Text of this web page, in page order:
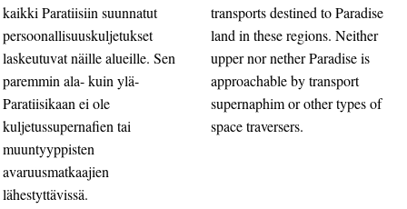
kaikki Paratiisiin suunnatut
persoonallisuuskuljetukset
laskeutuvat näille alueille. Sen
paremmin ala- kuin ylä-
Paratiisikaan ei ole
kuljetussupernafien tai
muuntyyppisten
avaruusmatkaajien
lähestyttävissä.
transports destined to Paradise
land in these regions. Neither
upper nor nether Paradise is
approachable by transport
supernaphim or other types of
space traversers.